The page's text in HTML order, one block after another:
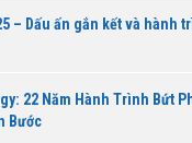
– Dấu ấn gắn kết và hành
22 Năm Hành Trình Bứt
Bước